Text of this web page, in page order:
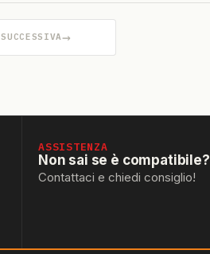
SUCCESSIVA→
ASSISTENZA
Non sai se è compatibile?
Contattaci e chiedi consiglio!